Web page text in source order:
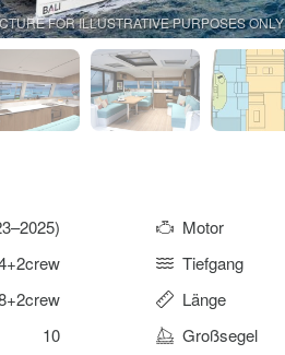
FOR ILLUSTRATIVE PURPOSES ONLY
Motor
Tiefgang
Länge
10 Großsegel